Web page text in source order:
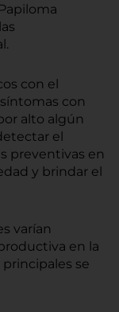
con el
con
alto algún
el
preventivas en
y brindar el
varían
en la
se